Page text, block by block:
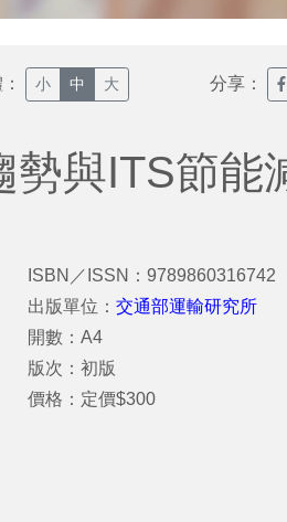
小 中 大 分享：
與ITS節能
ISBN／ISSN：9789860316742
出版單位：交通部運輸研究所
開數：A4
版次：初版
價格：定價$300